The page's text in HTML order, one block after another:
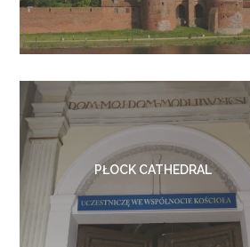
PŁOCK CATHEDRAL